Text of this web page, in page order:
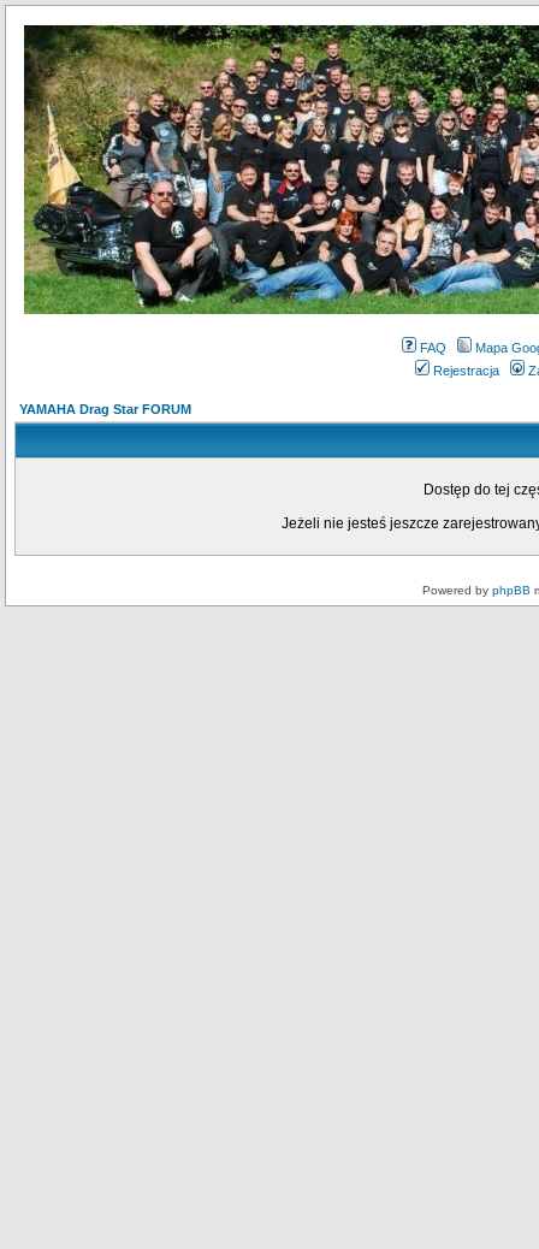
FAQ
Mapa
Rejestracja
YAMAHA Drag Star FORUM
Dostęp do tej
Jeżeli nie jesteś jeszcze
Powered by phpBB